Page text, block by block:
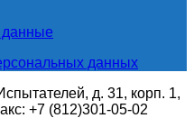
данных
д. 31, корп. 1,
+7 (812)301-05-02